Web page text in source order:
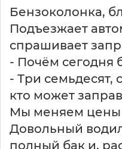
Бензоколонка,
Подъезжает
спрашивает
- Почём сегодня
- Три семьдесят,
кто может
Мы меняем цены
Довольный
полный бак и,